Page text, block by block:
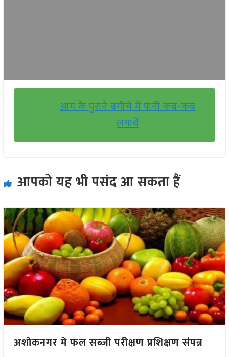
आम के पुराने बगीचे में पानी कब-कब
लगायें
आपको यह भी पसंद आ सकता हैं
अशोकनगर में फल सब्जी परीक्षण प्रशिक्षण संपन्न